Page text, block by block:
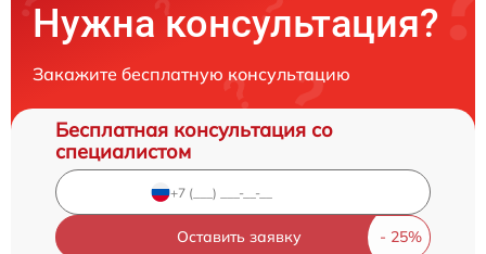
Нужна консультация?
Закажите бесплатную консультацию
Бесплатная консультация со
специалистом
Оставить заявку